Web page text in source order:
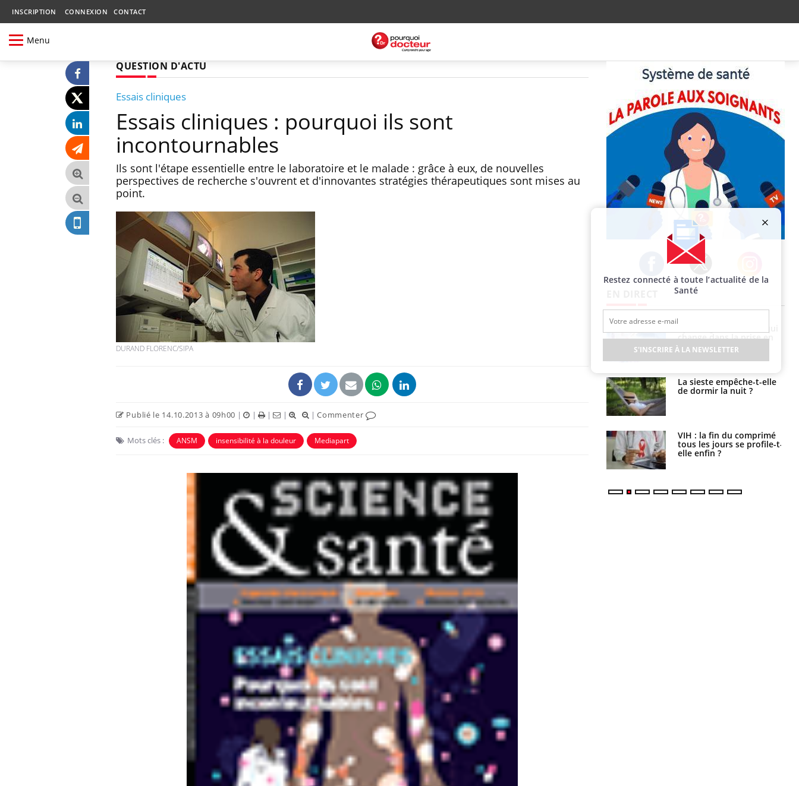
INSCRIPTION CONNEXION CONTACT
Menu
QUESTION D'ACTU
Essais cliniques
Essais cliniques : pourquoi ils sont
incontournables
Ils sont l'étape essentielle entre le laboratoire et le malade : grâce à eux, de nouvelles
perspectives de recherche s'ouvrent et d'innovantes stratégies thérapeutiques sont mises au
point.
DURAND FLORENC/SIPA
Publié le 14.10.2013 à 09h00 | | | | |Commenter
Mots clés : ANSM insensibilité à la douleur Mediapart
Facebook Twitter Instagram
change dans la prise en
charge des femmes
enceintes
La sieste empêche-t-elle
de dormir la nuit ?
VIH : la fin du comprimé
tous les jours se profile-t-
elle enfin ?
Restez connecté à toute l’actualité de la
Santé
S'INSCRIRE À LA NEWSLETTER